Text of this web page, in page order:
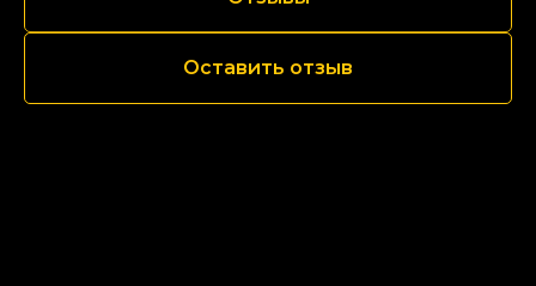
Оставить отзыв